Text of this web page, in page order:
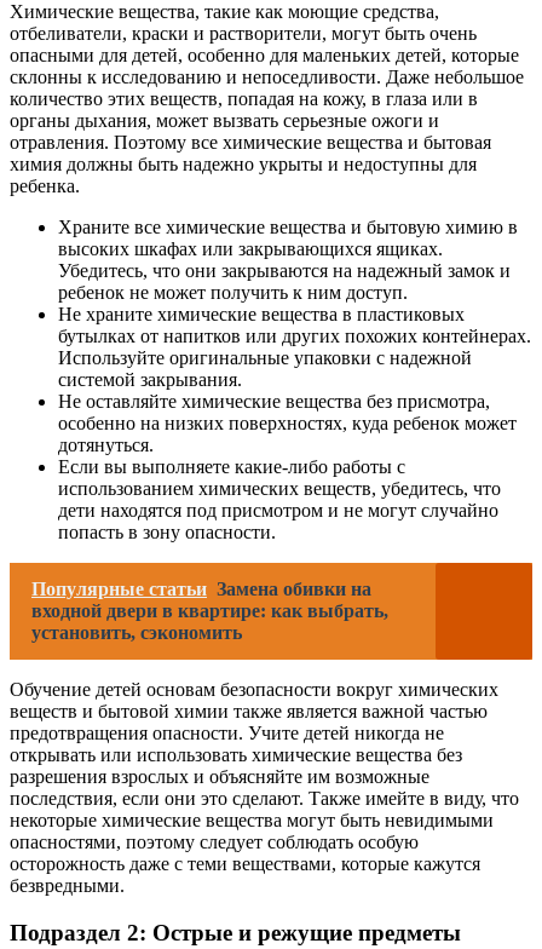
Химические вещества, такие как моющие средства,
отбеливатели, краски и растворители, могут быть очень
опасными для детей, особенно для маленьких детей, которые
склонны к исследованию и непоседливости. Даже небольшое
количество этих веществ, попадая на кожу, в глаза или в
органы дыхания, может вызвать серьезные ожоги и
отравления. Поэтому все химические вещества и бытовая
химия должны быть надежно укрыты и недоступны для
ребенка.
Храните все химические вещества и бытовую химию в
высоких шкафах или закрывающихся ящиках.
Убедитесь, что они закрываются на надежный замок и
ребенок не может получить к ним доступ.
Не храните химические вещества в пластиковых
бутылках от напитков или других похожих контейнерах.
Используйте оригинальные упаковки с надежной
системой закрывания.
Не оставляйте химические вещества без присмотра,
особенно на низких поверхностях, куда ребенок может
дотянуться.
Если вы выполняете какие-либо работы с
использованием химических веществ, убедитесь, что
дети находятся под присмотром и не могут случайно
попасть в зону опасности.
Популярные статьи Замена обивки на
входной двери в квартире: как выбрать,
установить, сэкономить
Обучение детей основам безопасности вокруг химических
веществ и бытовой химии также является важной частью
предотвращения опасности. Учите детей никогда не
открывать или использовать химические вещества без
разрешения взрослых и объясняйте им возможные
последствия, если они это сделают. Также имейте в виду, что
некоторые химические вещества могут быть невидимыми
опасностями, поэтому следует соблюдать особую
осторожность даже с теми веществами, которые кажутся
безвредными.
Подраздел 2: Острые и режущие предметы